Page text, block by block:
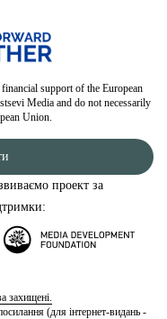
support of the European
Media and do not necessarily
Union.
проект за
захищені.
(для інтернет-видань -